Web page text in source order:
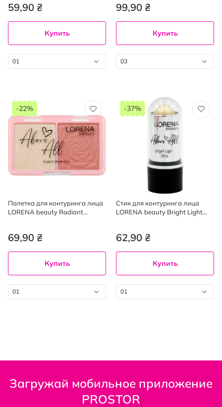
59,90 ₴
Купить
01
99,90 ₴
Купить
03
Палетка для контуринга лица
LORENA beauty Radiant
69,90 ₴
-22%
Купить
01
Стик для контуринга лица
LORENA beauty Bright Light
62,90 ₴
-37%
Купить
01
Загружай мобильное приложение
PROSTOR